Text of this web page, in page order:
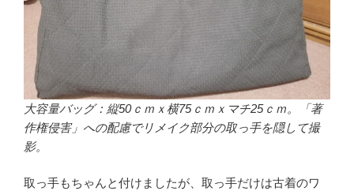
大容量バッグ：縦50ｃｍｘ横75ｃｍｘマチ25ｃｍ。「著
作権侵害」への配慮でリメイク部分の取っ手を隠して撮
影。
取っ手もちゃんと付けましたが、取っ手だけは古着のワ